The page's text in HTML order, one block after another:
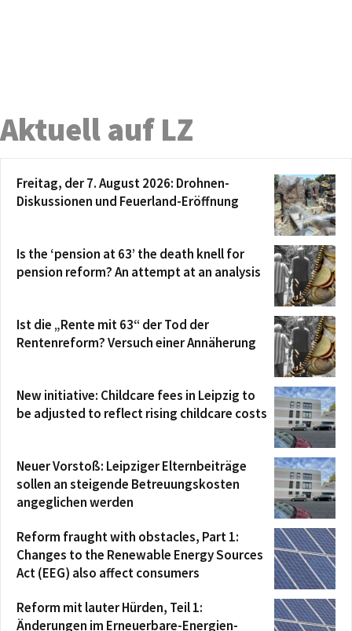
Aktuell auf LZ
Freitag, der 7. August 2026: Drohnen-
Diskussionen und Feuerland-Eröffnung
Is the ‘pension at 63’ the death knell for
pension reform? An attempt at an analysis
Ist die „Rente mit 63“ der Tod der
Rentenreform? Versuch einer Annäherung
New initiative: Childcare fees in Leipzig to
be adjusted to reflect rising childcare costs
Neuer Vorstoß: Leipziger Elternbeiträge
sollen an steigende Betreuungskosten
angeglichen werden
Reform fraught with obstacles, Part 1:
Changes to the Renewable Energy Sources
Act (EEG) also affect consumers
Reform mit lauter Hürden, Teil 1:
Änderungen im Erneuerbare-Energien-